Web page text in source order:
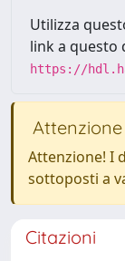
Utilizza
link a questo
https://
Attenzione
Attenzione! I
sottoposti a
Citazioni